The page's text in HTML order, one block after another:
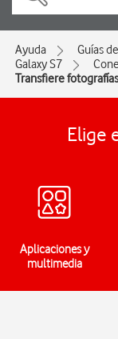
Ayuda Guías
Galaxy S7
Transfiere
Elige
Aplicaciones y
multimedia